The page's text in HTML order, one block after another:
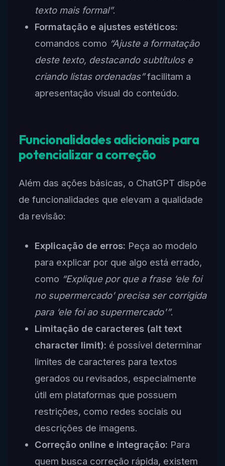
texto mais formal”.
Formatação e ajustes estéticos:
comandos como “Ajuste a formatação
deste texto, destacando subtítulos e
criando listas ordenadas”facilitam a
apresentação visual do conteúdo.
Funcionalidades adicionais para
potencializar a correção
Além das ações básicas, o ChatGPT dispõe
de funcionalidades que elevam a qualidade
da revisão:
Explicação de erros: Peça ao modelo
para explicar por que algo está errado,
como “Explique por que a frase ‘ele foi
no supermercado’ precisa ser corrigida
para ‘ele foi ao supermercado'”.
Limitação de caracteres (alt text
character limit): é possível determinar
limites de caracteres para textos
gerados ou revisados, especialmente
útil em plataformas que possuem
restrições, como redes sociais ou
descrições de imagens.
Correção online e integração: Para
quem busca correção rápida, existem